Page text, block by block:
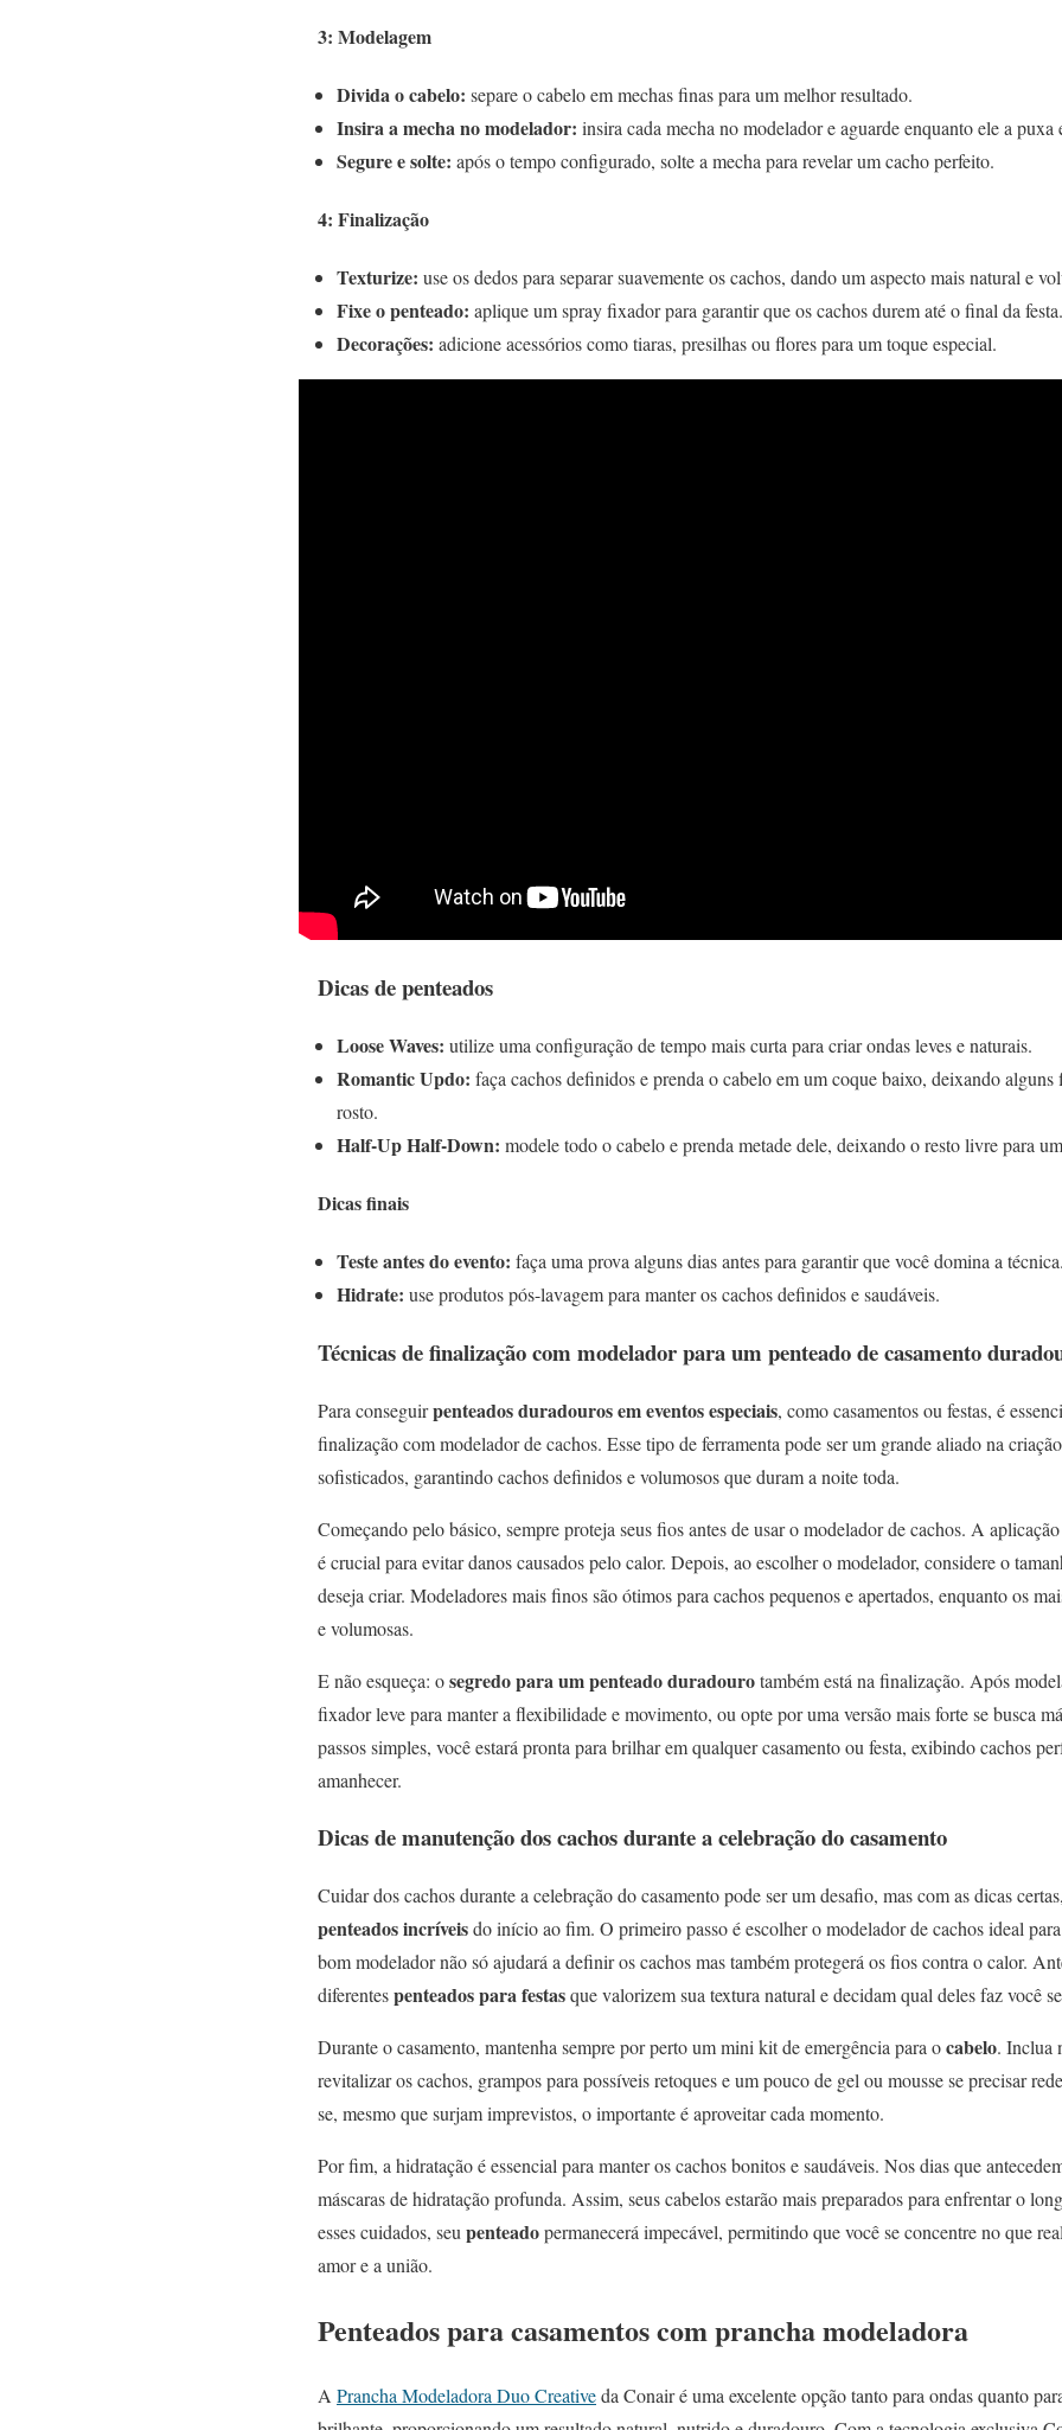
3: Modelagem
Divida o cabelo: separe o cabelo em mechas finas para um melhor resultado.
Insira a mecha no modelador: insira cada mecha no modelador e aguarde enquanto ele a puxa
Segure e solte: após o tempo configurado, solte a mecha para revelar um cacho perfeito.
4: Finalização
Texturize: use os dedos para separar suavemente os cachos, dando um aspecto mais natural e
Fixe o penteado: aplique um spray fixador para garantir que os cachos durem até o final da festa.
Decorações: adicione acessórios como tiaras, presilhas ou flores para um toque especial.
Dicas de penteados
Loose Waves: utilize uma configuração de tempo mais curta para criar ondas leves e naturais.
Romantic Updo: faça cachos definidos e prenda o cabelo em um coque baixo, deixando alguns
rosto.
Half-Up Half-Down: modele todo o cabelo e prenda metade dele, deixando o resto livre para
Dicas finais
Teste antes do evento: faça uma prova alguns dias antes para garantir que você domina a
Hidrate: use produtos pós-lavagem para manter os cachos definidos e saudáveis.
Técnicas de finalização com modelador para um penteado de casamento
Para conseguirpenteadosduradouros em eventos especiais, como casamentos ou festas, é
finalização com modelador de cachos. Esse tipo de ferramenta pode ser um grande aliado na
sofisticados, garantindo cachos definidos e volumosos que duram a noite toda.
Começando pelo básico, sempre proteja seus fios antes de usar o modelador de cachos. A
é crucial para evitar danos causados pelo calor. Depois, ao escolher o modelador, considere o
deseja criar. Modeladores mais finos são ótimos para cachos pequenos e apertados, enquanto os
e volumosas.
E não esqueça: osegredo para um penteado duradourotambém está na finalização. Após
fixador leve para manter a flexibilidade e movimento, ou opte por uma versão mais forte se busca
passos simples, você estará pronta para brilhar em qualquer casamento ou festa, exibindo cachos
amanhecer.
Dicas de manutenção dos cachos durante a celebração do casamento
Cuidar dos cachos durante a celebração do casamento pode ser um desafio, mas com as dicas
penteados incríveisdo início ao fim. O primeiro passo é escolher o modelador de cachos ideal
bom modelador não só ajudará a definir os cachos mas também protegerá os fios contra o calor.
diferentespenteados para festasque valorizem sua textura natural e decidam qual deles faz você
Durante o casamento, mantenha sempre por perto um mini kit de emergência para ocabelo. Inclua
revitalizar os cachos, grampos para possíveis retoques e um pouco de gel ou mousse se precisar
se, mesmo que surjam imprevistos, o importante é aproveitar cada momento.
Por fim, a hidratação é essencial para manter os cachos bonitos e saudáveis. Nos dias que
máscaras de hidratação profunda. Assim, seus cabelos estarão mais preparados para enfrentar o
esses cuidados, seu penteadopermanecerá impecável, permitindo que você se concentre no que
amor e a união.
Penteados para casamentos com prancha modeladora
A Prancha Modeladora Duo Creativeda Conair é uma excelente opção tanto para ondas quanto